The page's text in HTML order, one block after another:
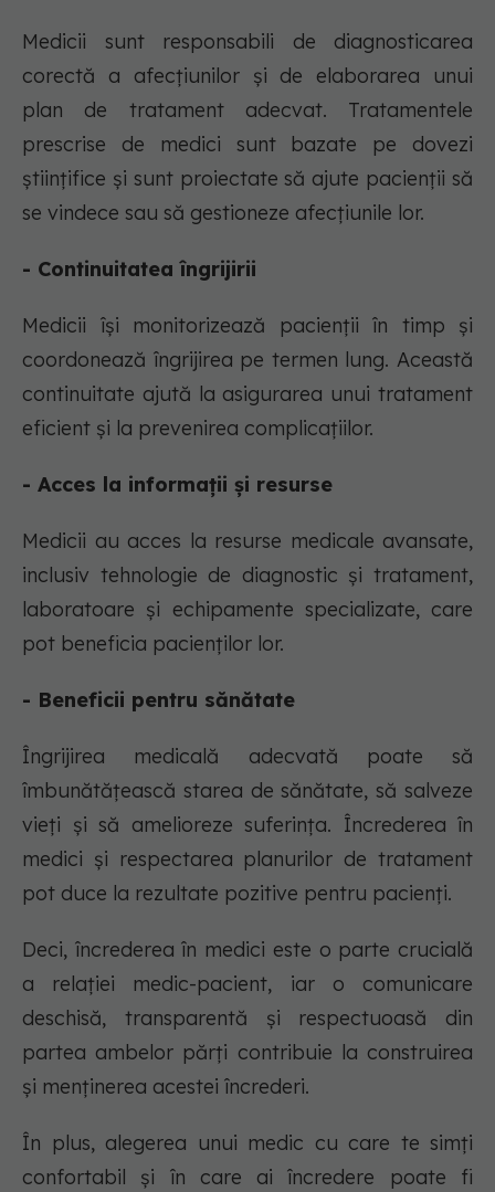
Medicii sunt responsabili de diagnosticarea
corectă a afecțiunilor și de elaborarea unui
plan de tratament adecvat. Tratamentele
prescrise de medici sunt bazate pe dovezi
științifice și sunt proiectate să ajute pacienții să
se vindece sau să gestioneze afecțiunile lor.
- Continuitatea îngrijirii
Medicii își monitorizează pacienții în timp și
coordonează îngrijirea pe termen lung. Această
continuitate ajută la asigurarea unui tratament
eficient și la prevenirea complicațiilor.
- Acces la informații și resurse
Medicii au acces la resurse medicale avansate,
inclusiv tehnologie de diagnostic și tratament,
laboratoare și echipamente specializate, care
pot beneficia pacienților lor.
- Beneficii pentru sănătate
Îngrijirea medicală adecvată poate să
îmbunătățească starea de sănătate, să salveze
vieți și să amelioreze suferința. Încrederea în
medici și respectarea planurilor de tratament
pot duce la rezultate pozitive pentru pacienți.
Deci, încrederea în medici este o parte crucială
a relației medic-pacient, iar o comunicare
deschisă, transparentă și respectuoasă din
partea ambelor părți contribuie la construirea
și menținerea acestei încrederi.
În plus, alegerea unui medic cu care te simți
confortabil și în care ai încredere poate fi